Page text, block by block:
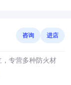
咨询 进店
，专营多种防火材